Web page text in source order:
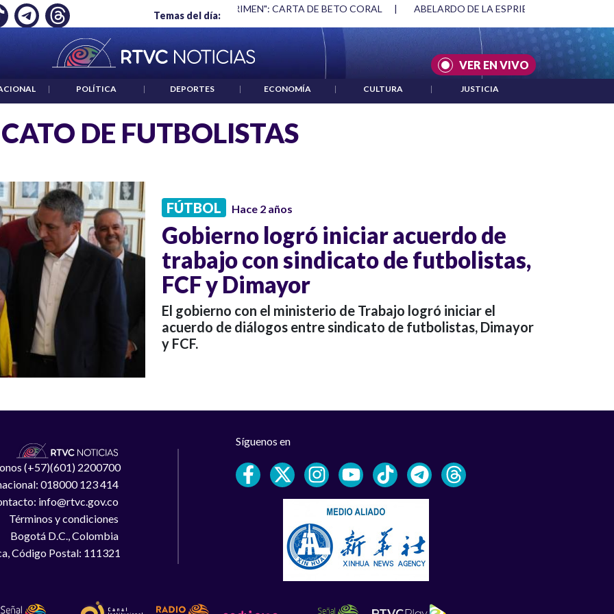
Temas del día:
EMPLEO: JP MORGAN "HABLAR NO ES UN CRIMEN": CARTA DE BETO CORAL | ABELARDO DE LA ESPRIELLA Y DMG
VER EN VIVO
| POLÍTICA | DEPORTES | ECONOMÍA | CULTURA | JUSTICIA
DE FUTBOLISTAS
FÚTBOL Hace 2 años
Gobierno logró iniciar acuerdo de
trabajo con sindicato de futbolistas,
FCF y Dimayor
El gobierno con el ministerio de Trabajo logró iniciar el
acuerdo de diálogos entre sindicato de futbolistas, Dimayor
y FCF.
(+57)(601) 2200700
018000 123 414
info@rtvc.gov.co
Términos y condiciones
Bogotá D.C., Colombia
Código Postal: 111321
Síguenos en